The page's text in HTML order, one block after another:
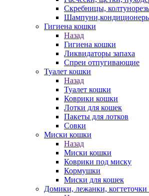
Скребницы,
Гигиена кошки
Назад
Гигиена кошки
Ликвидаторы запаха
Спреи отпугивающие
Туалет кошки
Назад
Туалет кошки
Коврики кошки
Лотки для кошек
Пакеты для лотков
Совки
Миски кошки
Назад
Миски кошки
Коврики под миску
Кормушки
Миски для кошек
Домики, лежанки,